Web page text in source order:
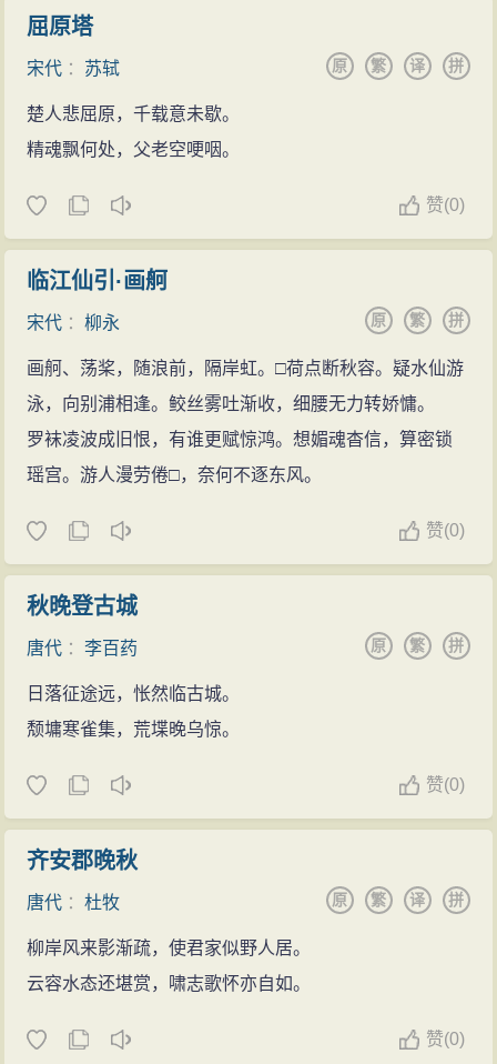
屈原塔
宋代 ： 苏轼 拼
译
繁
原
楚人悲屈原，千载意未歇。
精魂飘何处，父老空哽咽。
赞(0)
临江仙引·画舸
宋代 ：柳永 拼
繁
原
画舸、荡桨，随浪前，隔岸虹。□荷点断秋容。疑水仙游
泳，向别浦相逢。鲛丝雾吐渐收，细腰无力转娇慵。
罗袜凌波成旧恨，有谁更赋惊鸿。想媚魂杳信，算密锁
瑶宫。游人漫劳倦□，奈何不逐东风。
赞(0)
秋晚登古城
唐代 ：李百药 拼
繁
原
日落征途远，怅然临古城。
颓墉寒雀集，荒堞晚乌惊。
赞(0)
齐安郡晚秋
唐代 ：杜牧 拼
译
繁
原
柳岸风来影渐疏，使君家似野人居。
云容水态还堪赏，啸志歌怀亦自如。
赞(0)